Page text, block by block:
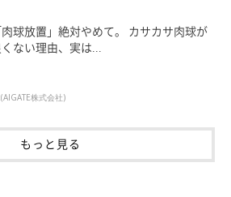
もしょうがないし、分かってもらいたい
んとなく暇なのだ。長年の動きは体が覚
いのに、いつも犬がいた場所へ首がくる
な「癖」がなかなか抜けない。そして、
出てきたりすると、自然に涙が頬をつた
が、足りないものも、それが決して満た
る。だから諦めるしかない。私が経験し
肉球放置」絶対やめて。 カサカサ肉球が
くない理由、実は...
株式会社)
もっと見る